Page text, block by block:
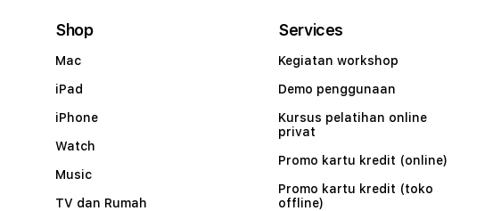
Shop
Mac
iPad
iPhone
Watch
Music
TV dan Rumah
Services
Kegiatan workshop
Demo penggunaan
Kursus pelatihan online
privat
Promo kartu kredit (online)
Promo kartu kredit (toko
offline)